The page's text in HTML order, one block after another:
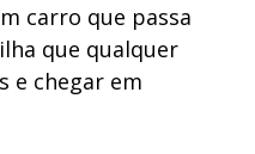
carro que passa
que qualquer
e chegar em